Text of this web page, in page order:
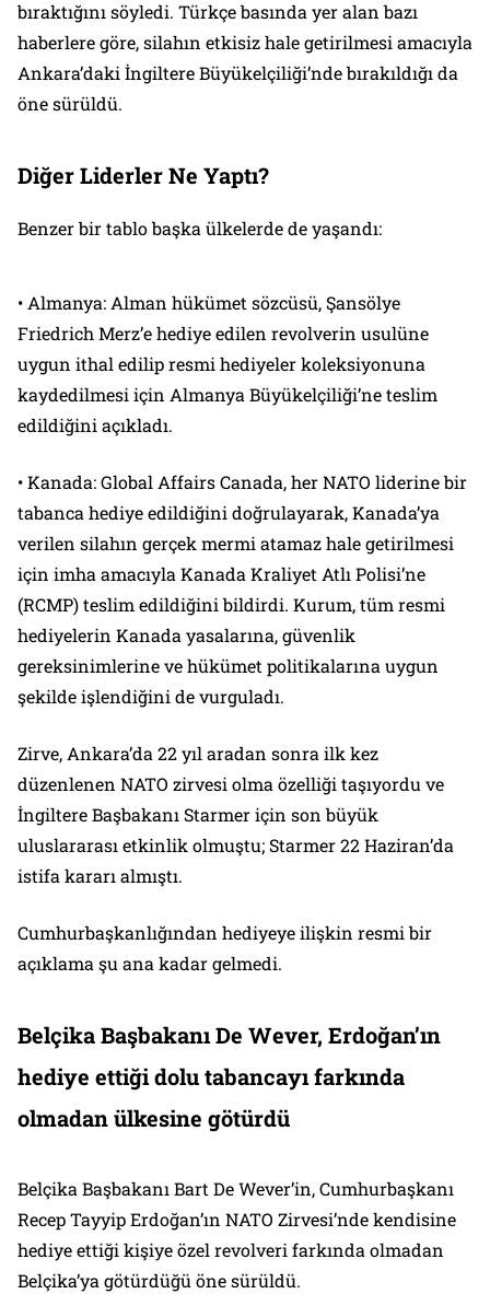
bıraktığını söyledi. Türkçe basında yer alan bazı
haberlere göre, silahın etkisiz hale getirilmesi amacıyla
Ankara’daki İngiltere Büyükelçiliği’nde bırakıldığı da
öne sürüldü.
Diğer Liderler Ne Yaptı?
Benzer bir tablo başka ülkelerde de yaşandı:
• Almanya: Alman hükümet sözcüsü, Şansölye
Friedrich Merz’e hediye edilen revolverin usulüne
uygun ithal edilip resmi hediyeler koleksiyonuna
kaydedilmesi için Almanya Büyükelçiliği’ne teslim
edildiğini açıkladı.
• Kanada: Global Affairs Canada, her NATO liderine bir
tabanca hediye edildiğini doğrulayarak, Kanada’ya
verilen silahın gerçek mermi atamaz hale getirilmesi
için imha amacıyla Kanada Kraliyet Atlı Polisi’ne
(RCMP) teslim edildiğini bildirdi. Kurum, tüm resmi
hediyelerin Kanada yasalarına, güvenlik
gereksinimlerine ve hükümet politikalarına uygun
şekilde işlendiğini de vurguladı.
Zirve, Ankara’da 22 yıl aradan sonra ilk kez
düzenlenen NATO zirvesi olma özelliği taşıyordu ve
İngiltere Başbakanı Starmer için son büyük
uluslararası etkinlik olmuştu; Starmer 22 Haziran’da
istifa kararı almıştı.
Cumhurbaşkanlığından hediyeye ilişkin resmi bir
açıklama şu ana kadar gelmedi.
Belçika Başbakanı De Wever, Erdoğan’ın
hediye ettiği dolu tabancayı farkında
olmadan ülkesine götürdü
Belçika Başbakanı Bart De Wever’in, Cumhurbaşkanı
Recep Tayyip Erdoğan’ın NATO Zirvesi’nde kendisine
hediye ettiği kişiye özel revolveri farkında olmadan
Belçika’ya götürdüğü öne sürüldü.